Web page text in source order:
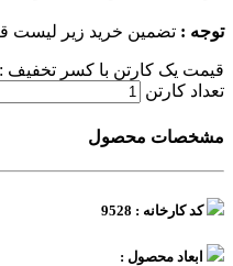
توجه : تضمین خرید زیر لیست
قیمت یک کارتن با کسر تخفیف :
تعداد کارتن
مشخصات محصول
کد کارخانه : 9528
ابعاد محصول :